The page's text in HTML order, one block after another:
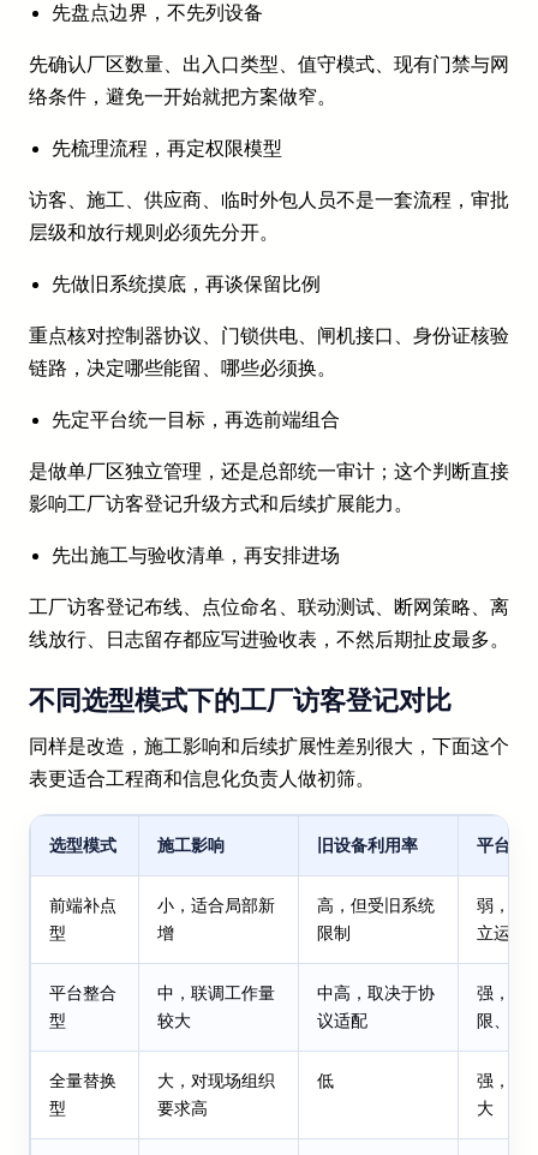
先盘点边界，不先列设备
先确认厂区数量、出入口类型、值守模式、现有门禁与网
络条件，避免一开始就把方案做窄。
先梳理流程，再定权限模型
访客、施工、供应商、临时外包人员不是一套流程，审批
层级和放行规则必须先分开。
先做旧系统摸底，再谈保留比例
重点核对控制器协议、门锁供电、闸机接口、身份证核验
链路，决定哪些能留、哪些必须换。
先定平台统一目标，再选前端组合
是做单厂区独立管理，还是总部统一审计；这个判断直接
影响工厂访客登记升级方式和后续扩展能力。
先出施工与验收清单，再安排进场
工厂访客登记布线、点位命名、联动测试、断网策略、离
线放行、日志留存都应写进验收表，不然后期扯皮最多。
不同选型模式下的工厂访客登记对比
同样是改造，施工影响和后续扩展性差别很大，下面这个
表更适合工程商和信息化负责人做初筛。
选型模式 施工影响 旧设备利用率 平台统
前端补点
型
小，适合局部新
增
高，但受旧系统
限制
弱，常
立运行
平台整合
型
中，联调工作量
较大
中高，取决于协
议适配
强，可
限、日
全量替换
型
大，对现场组织
要求高
低
强，但
大